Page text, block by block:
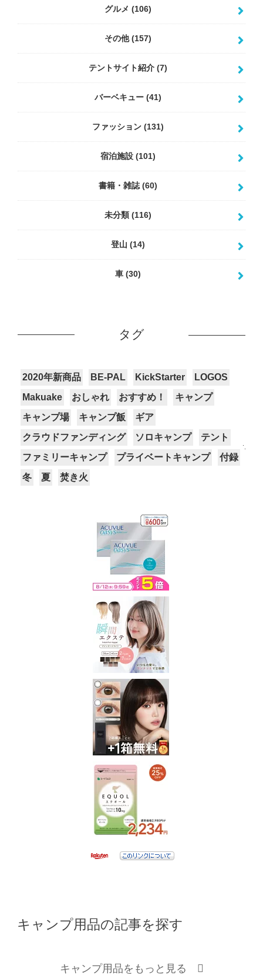
グルメ (106)
その他(157)
テントサイト紹介 (7)
バーベキュー (41)
ファッション (131)
宿泊施設 (101)
書籍・雑誌(60)
未分類 (116)
登山 (14)
車 (30)
タグ
2020年新商品 BE-PAL KickStarter
LOGOS
Makuake
おしゃれ おすすめ！
キャンプ
キャンプ場
キャンプ飯
ギア
クラウドファンディング
ソロキャンプ
テント
ファミリーキャンプ
プライベートキャンプ
付録
冬
夏 焚き火
キャンプ用品の記事を探す
キャンプ用品をもっと見る